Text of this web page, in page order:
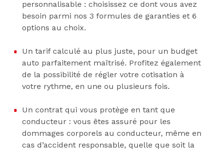
personnalisable : choisissez ce dont vous avez
besoin parmi nos 3 formules de garanties et 6
options au choix.
Un tarif calculé au plus juste, pour un budget
auto parfaitement maîtrisé. Profitez également
de la possibilité de régler votre cotisation à
votre rythme, en une ou plusieurs fois.
Un contrat qui vous protège en tant que
conducteur : vous êtes assuré pour les
dommages corporels au conducteur, même en
cas d’accident responsable, quelle que soit la